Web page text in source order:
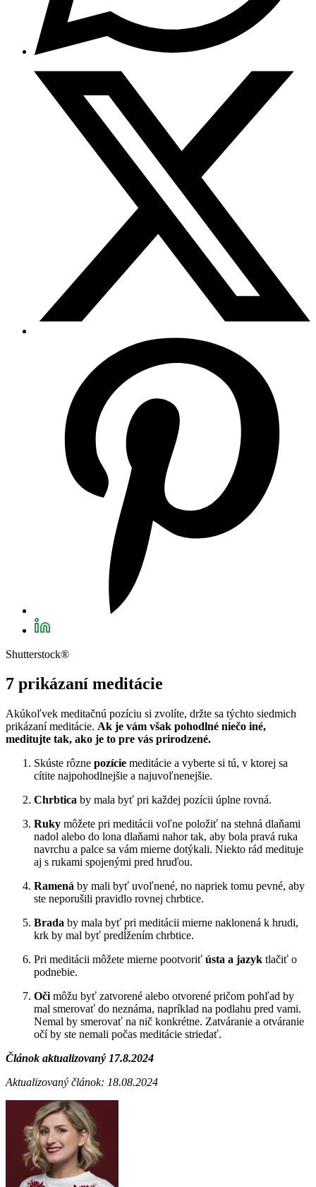
Shutterstock®
7 prikázaní meditácie
Akúkoľvek meditačnú pozíciu si zvolíte, držte sa týchto siedmich
prikázaní meditácie. Ak je vám však pohodlné niečo iné,
meditujte tak, ako je to pre vás prirodzené.
Skúste rôzne pozície meditácie a vyberte si tú, v ktorej sa
cítite najpohodlnejšie a najuvoľnenejšie.
Chrbtica by mala byť pri každej pozícii úplne rovná.
Ruky môžete pri meditácii voľne položiť na stehná dlaňami
nadol alebo do lona dlaňami nahor tak, aby bola pravá ruka
navrchu a palce sa vám mierne dotýkali. Niekto rád medituje
aj s rukami spojenými pred hruďou.
Ramená by mali byť uvoľnené, no napriek tomu pevné, aby
ste neporušili pravidlo rovnej chrbtice.
Brada by mala byť pri meditácii mierne naklonená k hrudi,
krk by mal byť predĺžením chrbtice.
Pri meditácii môžete mierne pootvoriť ústa a jazyk tlačiť o
podnebie.
Oči môžu byť zatvorené alebo otvorené pričom pohľad by
mal smerovať do neznáma, napríklad na podlahu pred vami.
Nemal by smerovať na nič konkrétne. Zatváranie a otváranie
očí by ste nemali počas meditácie striedať.
Článok aktualizovaný 17.8.2024
Aktualizovaný článok: 18.08.2024